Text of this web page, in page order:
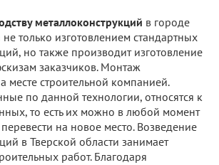
металлоконструкций в городе
не только изготовлением стандартных
но также производит изготовление
заказчиков. Монтаж
месте строительной компанией.
по данной технологии, относятся к
то есть их можно в любой момент
на новое место. Возведение
в Тверской области занимает
работ. Благодаря